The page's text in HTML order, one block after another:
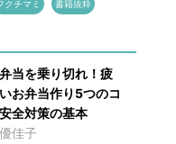
クチマミ 書籍抜粋
当を乗り切れ！疲
お弁当作り5つのコ
全対策の基本
佳子